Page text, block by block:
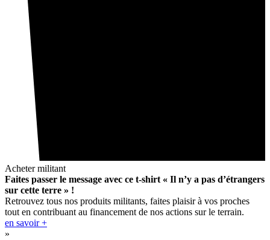
Acheter militant
Faites passer le message avec ce t-shirt « Il n’y a pas d’étrangers
sur cette terre » !
Retrouvez tous nos produits militants, faites plaisir à vos proches
tout en contribuant au financement de nos actions sur le terrain.
en savoir +
»